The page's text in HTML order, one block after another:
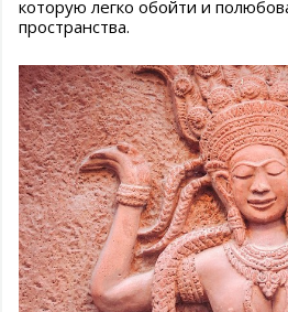
которую легко обойти и
пространства.